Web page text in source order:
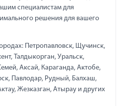
специалистам для
решения для вашего
Петропавловск, Щучинск,
Талдыкорган, Уральск,
Аксай, Караганда, Актобе,
Павлодар, Рудный, Балхаш,
Жезказган, Атырау и других